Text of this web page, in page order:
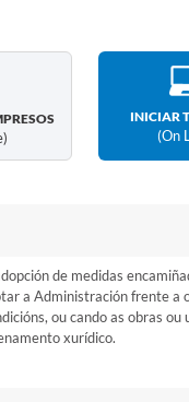
INICIAR
(on
de medidas
a Administración frente a
ou cando as obras ou
xurídico.